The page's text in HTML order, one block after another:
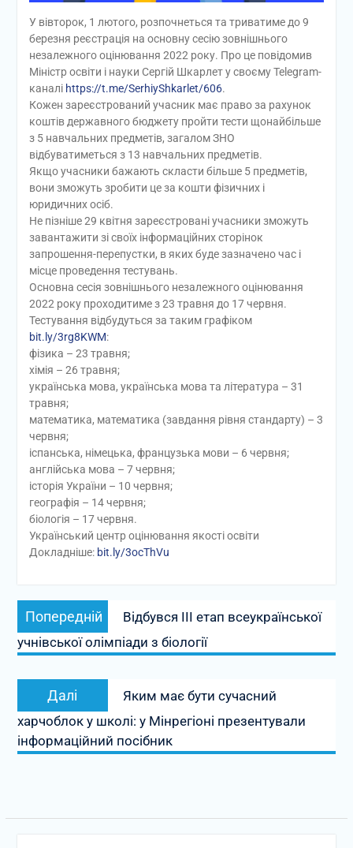
У вівторок, 1 лютого, розпочнеться та триватиме до 9
березня реєстрація на основну сесію зовнішнього
незалежного оцінювання 2022 року. Про це повідомив
Міністр освіти і науки Сергій Шкарлет у своєму Telegram-
каналі https://t.me/SerhiyShkarlet/606.
Кожен зареєстрований учасник має право за рахунок
коштів державного бюджету пройти тести щонайбільше
з 5 навчальних предметів, загалом ЗНО
відбуватиметься з 13 навчальних предметів.
Якщо учасники бажають скласти більше 5 предметів,
вони зможуть зробити це за кошти фізичних і
юридичних осіб.
Не пізніше 29 квітня зареєстровані учасники зможуть
завантажити зі своїх інформаційних сторінок
запрошення-перепустки, в яких буде зазначено час і
місце проведення тестувань.
Основна сесія зовнішнього незалежного оцінювання
2022 року проходитиме з 23 травня до 17 червня.
Тестування відбудуться за таким графіком
bit.ly/3rg8KWM:
фізика – 23 травня;
хімія – 26 травня;
українська мова, українська мова та література – 31
травня;
математика, математика (завдання рівня стандарту) – 3
червня;
іспанська, німецька, французька мови – 6 червня;
англійська мова – 7 червня;
історія України – 10 червня;
географія – 14 червня;
біологія – 17 червня.
Український центр оцінювання якості освіти
Докладніше: bit.ly/3ocThVu
Навігація
записів
Попередній
запис:
Відбувся ІІІ етап всеукраїнської
учнівської олімпіади з біології
Далі
запис:
Яким має бути сучасний
харчоблок у школі: у Мінрегіоні презентували
інформаційний посібник